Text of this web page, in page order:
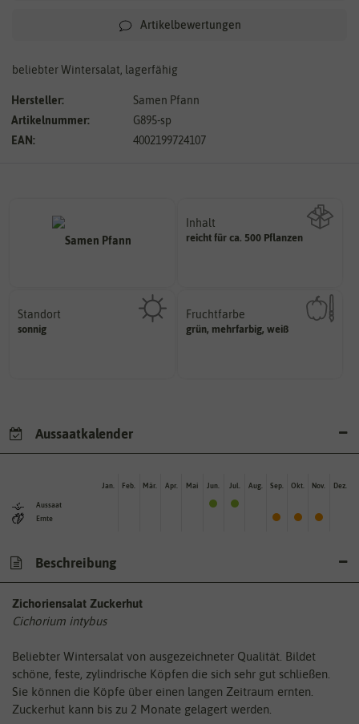
Artikelbewertungen
beliebter Wintersalat, lagerfähig
Hersteller:
Samen Pfann
Artikelnummer:
G895-sp
EAN:
4002199724107
Inhalt
reicht für ca. 500 Pflanzen
Wie viel ist enthalten
Standort
sonnig
Pflanze? (schattig, halbschattig,
sonnig, vollsonnig)
Fruchtfarbe
grün, mehrfarbig, weiß
sie nach dem Reifungsprozess
hat.
Aussaatkalender
Aussaat
Ernte
Jan. Feb. Mär. Apr. Mai Jun. Jul. Aug. Sep. Okt. Nov. Dez.
Beschreibung
Zichoriensalat Zuckerhut
Cichorium intybus
Beliebter Wintersalat von ausgezeichneter Qualität. Bildet
schöne, feste, zylindrische Köpfen die sich sehr gut schließen.
Sie können die Köpfe über einen langen Zeitraum ernten.
Zuckerhut kann bis zu 2 Monate gelagert werden.